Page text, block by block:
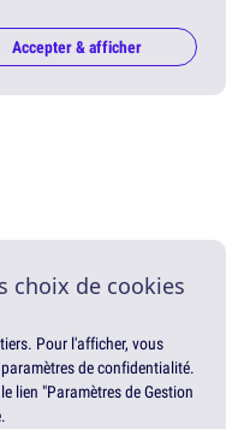
Accepter & afficher
choix de cookies
Pour l'afficher, vous
de confidentialité.
lien "Paramètres de Gestion